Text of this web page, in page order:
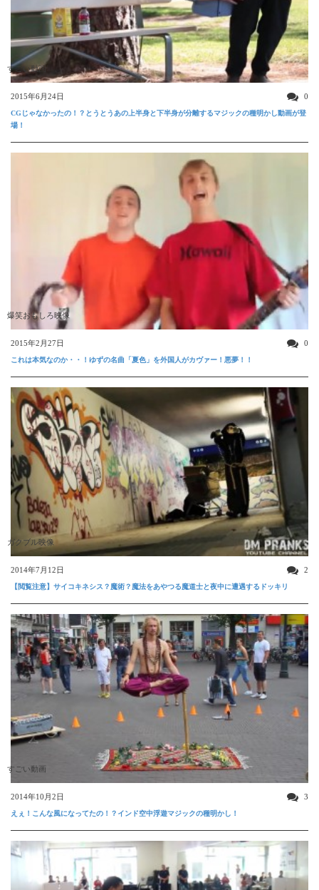
すごい動画
2015年6月24日 0
CGじゃなかったの！？とうとうあの上半身と下半身が分離するマジックの種明かし動画が登
場！
爆笑おもしろ映像
2015年2月27日 0
これは本気なのか・・！ゆずの名曲「夏色」を外国人がカヴァー！悪夢！！
ガクブル映像
2014年7月12日 2
【閲覧注意】サイコキネシス？魔術？魔法をあやつる魔道士と夜中に遭遇するドッキリ
すごい動画
2014年10月2日 3
えぇ！こんな風になってたの！？インド空中浮遊マジックの種明かし！